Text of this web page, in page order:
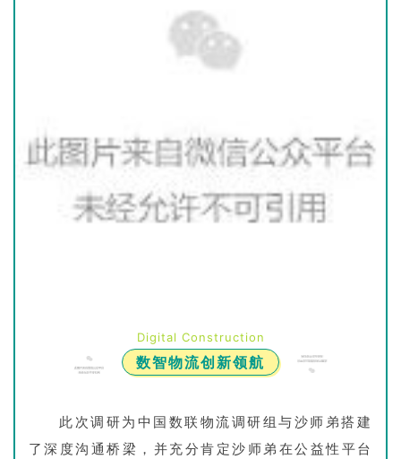
Digital Construction
数智物流创新领航
此次调研为中国数联物流调研组与沙师弟搭建
了深度沟通桥梁，并充分肯定沙师弟在公益性平台